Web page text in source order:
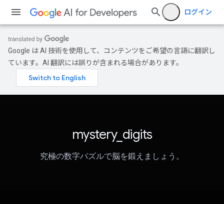
ログイン
Google は AI 技術を使用して、コンテンツをご希望の言語に翻訳し
ています。AI 翻訳には誤りが含まれる場合があります。
mystery_digits
究極の数字パズルで脳を鍛えましょう。